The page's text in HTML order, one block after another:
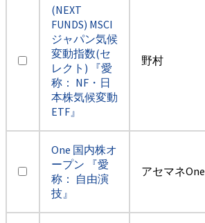
(NEXT
FUNDS) MSCI
ジャパン気候
変動指数(セ
レクト) 『愛
称： NF・日
本株気候変動
ETF』
野村
One 国内株オ
ープン 『愛
称： 自由演
技』
アセマネOne